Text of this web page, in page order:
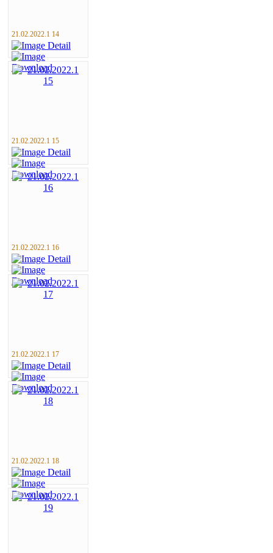
21.02.2022.1 14
21.02.2022.1 15
21.02.2022.1 16
21.02.2022.1 17
21.02.2022.1 18